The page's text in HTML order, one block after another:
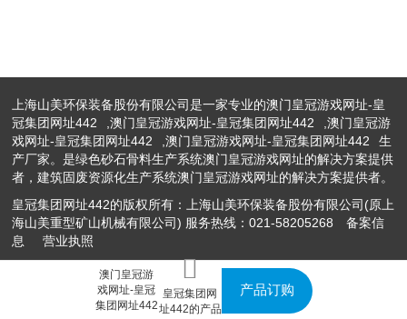
上海山美环保装备股份有限公司是一家专业的澳门皇冠游戏网址-皇
冠集团网址442
,澳门皇冠游戏网址-皇冠集团网址442 ,澳门皇冠游
戏网址-皇冠集团网址442
,澳门皇冠游戏网址-皇冠集团网址442
生
产厂家。是绿色砂石骨料生产系统澳门皇冠游戏网址的解决方案提供
者，建筑固废资源化生产系统澳门皇冠游戏网址的解决方案提供者。
皇冠集团网址442的版权所有：上海山美环保装备股份有限公司(原上
海山美重型矿山机械有限公司) 服务热线：021-58205268
备案信
息
营业执照
澳门皇冠游
戏网址-皇冠
集团网址442
皇冠集团网
址442的产品
产品订购